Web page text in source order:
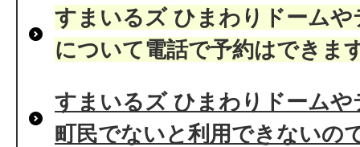
すまいるズ ひまわりドーム
について電話で予約はできま
すまいるズ ひまわりドーム
町民でないと利用できないの